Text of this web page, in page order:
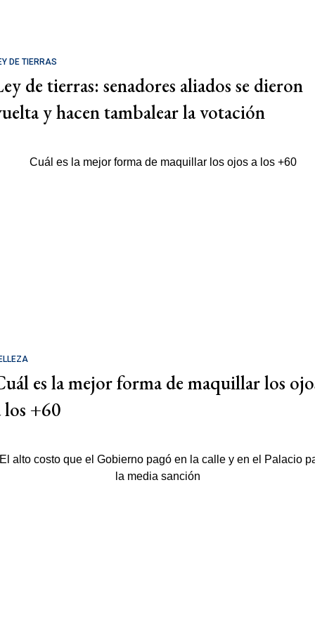
DE TIERRAS
de tierras: senadores aliados se dieron
y hacen tambalear la votación
es la mejor forma de maquillar los
los +60